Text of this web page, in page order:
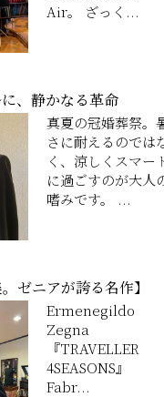
Air。 ざっく...
、静かなる革命
真夏の冠婚葬祭。
さに耐えるのでは
く、涼しくスマー
に過ごすのが大人
嗜みです。 ...
ゼニアが誇る名作】
Ermenegildo
Zegna
『TRAVELLER
4SEASONS』
Fabr...